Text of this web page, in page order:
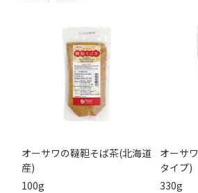
オーサワの韃靼そば茶(北海道
産)
100g
オーサ
タイプ)
330g